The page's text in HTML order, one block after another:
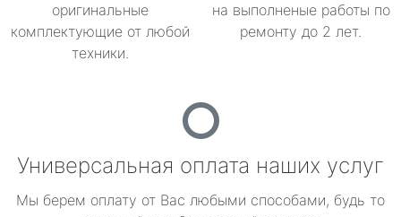
оригинальные
комплектующие от любой
техники.
на выполненые работы по
ремонту до 2 лет.
Универсальная оплата наших услуг
Мы берем оплату от Вас любыми способами, будь то